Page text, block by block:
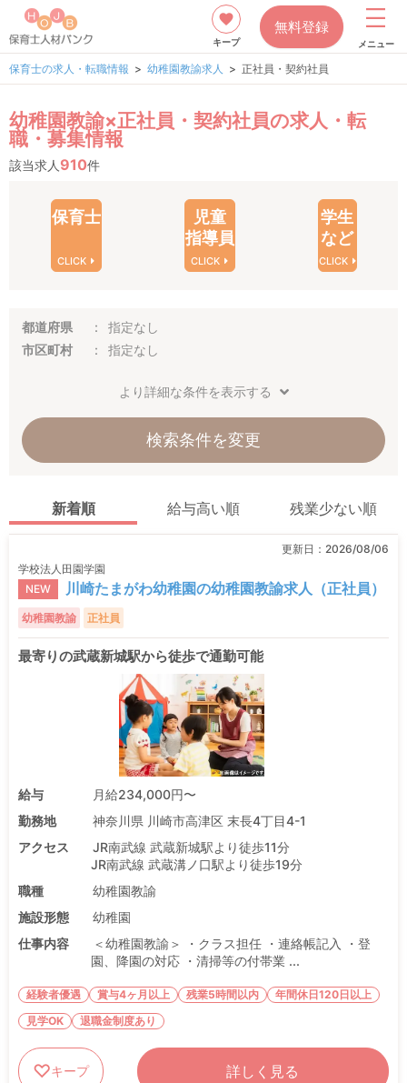
キープ
無料登録
メニュー
保育士の求人・転職情報 幼稚園教諭求人 正社員・契約社員
幼稚園教諭×正社員・契約社員の求人・転
職・募集情報
該当求人 910件
保育士
CLICK
児童
指導員
CLICK
学生
など
CLICK
都道府県
指定なし
市区町村
指定なし
より詳細な条件を表示する
検索条件を変更
新着順 給与高い順 残業少ない順
更新日： 2026/08/06
学校法人田園学園
NEW
川崎たまがわ幼稚園の幼稚園教諭求人（正社員）
幼稚園教諭 正社員
最寄りの武蔵新城駅から徒歩で通勤可能
給与
月給234,000円〜
勤務地
神奈川県 川崎市高津区 末長4丁目4-1
アクセス
JR南武線 武蔵新城駅より徒歩11分
JR南武線 武蔵溝ノ口駅より徒歩19分
職種
幼稚園教諭
施設形態
幼稚園
仕事内容
＜幼稚園教諭＞ ・クラス担任 ・連絡帳記入 ・登
園、降園の対応 ・清掃等の付帯業 ...
経験者優遇 賞与4ヶ月以上 残業5時間以内
年間休日120日以上
見学OK
退職金制度あり
キープ 詳しく見る